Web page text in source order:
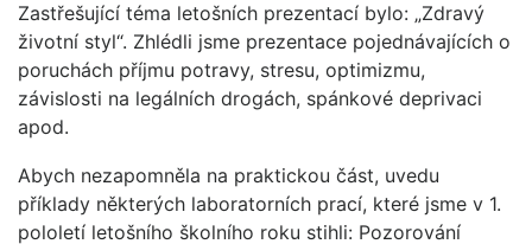
Zastřešující téma letošních prezentací bylo: „Zdravý
životní styl“. Zhlédli jsme prezentace pojednávajících o
poruchách příjmu potravy, stresu, optimizmu,
závislosti na legálních drogách, spánkové deprivaci
apod.
Abych nezapomněla na praktickou část, uvedu
příklady některých laboratorních prací, které jsme v 1.
pololetí letošního školního roku stihli: Pozorování